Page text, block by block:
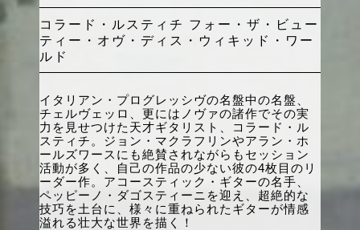
コラード・ルスティチ フォー・ザ・ビュー
ティー・オヴ・ディス・ウィキッド・ワー
ルド
イタリアン・プログレッシヴの名盤中の名盤、
チェルヴェッロ、更にはノヴァの諸作でその実
力を見せつけた天才ギタリスト、コラード・ル
スティチ。ジョン・マクラフリンやアラン・ホ
ールズワースにも絶賛されながらもセッション
活動が多く、自己の作品の少ない彼の4枚目のリ
ーダー作。アコースティック・ギターの名手、
ペッピーノ・ダゴスティーニを迎え、超絶的な
技巧を土台に、様々に重ねられたギターが情感
溢れる壮大な世界を描く！